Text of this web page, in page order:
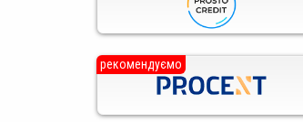
рекомендуємо